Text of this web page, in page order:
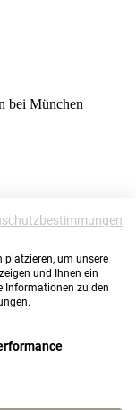
bei München
platzieren, um unsere
und Ihnen ein
Informationen zu den